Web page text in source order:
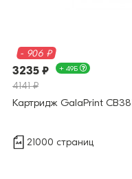
- 906 ₽
3235 ₽ + 49Б
4141 ₽
Картридж GalaPrint
21000 страниц